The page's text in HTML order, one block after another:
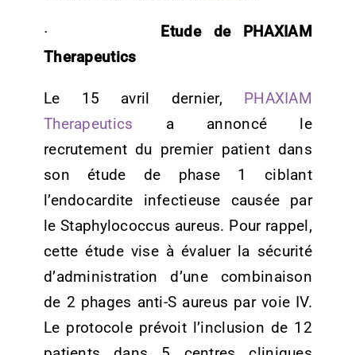
∙
Etude de PHAXIAM
Therapeutics
Le 15 avril dernier, PHAXIAM
Therapeutics a annoncé le
recrutement du premier patient dans
son étude de phase 1 ciblant
l’endocardite infectieuse causée par
le Staphylococcus aureus. Pour rappel,
cette étude vise à évaluer la sécurité
d’administration d’une combinaison
de 2 phages anti-S aureus par voie IV.
Le protocole prévoit l’inclusion de 12